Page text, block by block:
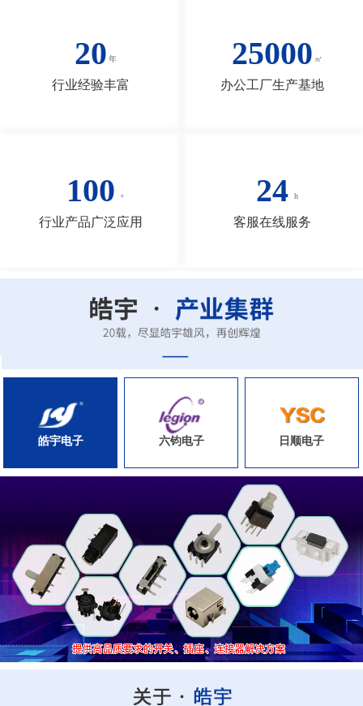
20
行业经验丰富
25000
办公工厂生产基地
100
行业产品广泛应用
24
客服在线服务
皓宇电子 六钧电子 日顺电子